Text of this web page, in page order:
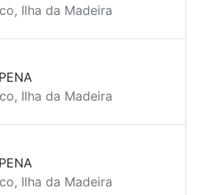
Ilha da Madeira
Ilha da Madeira
Ilha da Madeira